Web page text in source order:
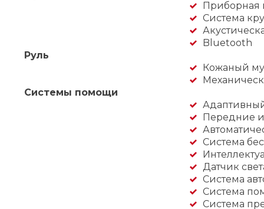
Приборная
Система
Bluetooth
Руль
Кожаный
Системы помощи
Передние
Система
Датчик
Система
Система
Система